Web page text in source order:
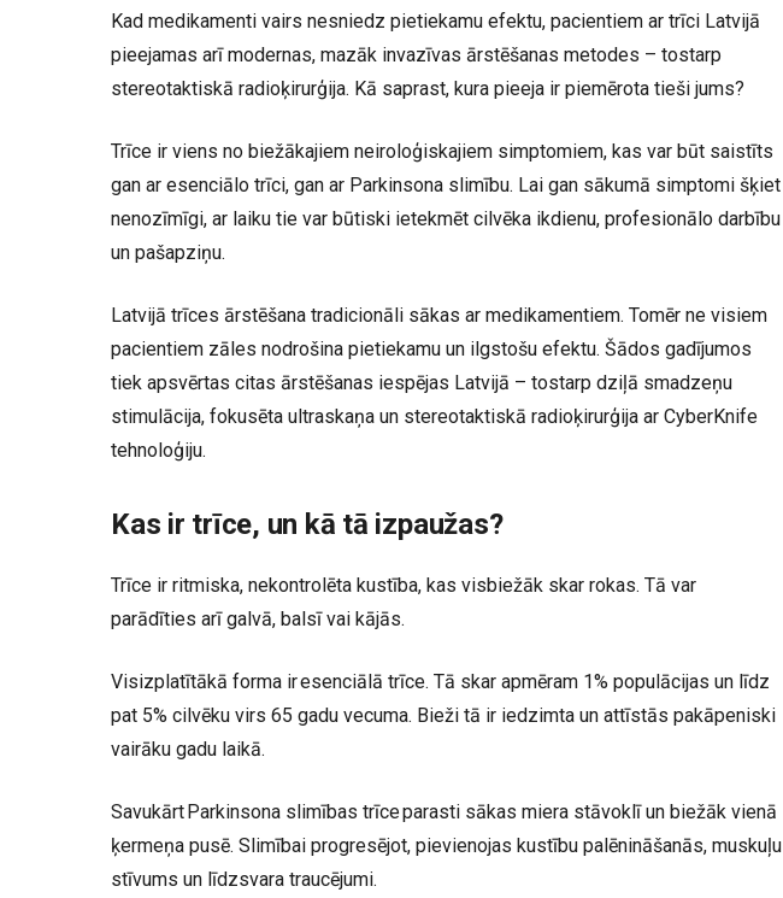
Kad medikamenti vairs nesniedz pietiekamu efektu, pacientiem ar trīci Latvijā
pieejamas arī modernas, mazāk invazīvas ārstēšanas metodes – tostarp
stereotaktiskā radioķirurģija. Kā saprast, kura pieeja ir piemērota tieši jums?
Trīce ir viens no biežākajiem neiroloģiskajiem simptomiem, kas var būt saistīts
gan ar esenciālo trīci, gan ar Parkinsona slimību. Lai gan sākumā simptomi šķiet
nenozīmīgi, ar laiku tie var būtiski ietekmēt cilvēka ikdienu, profesionālo darbību
un pašapziņu.
Latvijā trīces ārstēšana tradicionāli sākas ar medikamentiem. Tomēr ne visiem
pacientiem zāles nodrošina pietiekamu un ilgstošu efektu. Šādos gadījumos
tiek apsvērtas citas ārstēšanas iespējas Latvijā – tostarp dziļā smadzeņu
stimulācija, fokusēta ultraskaņa un stereotaktiskā radioķirurģija ar CyberKnife
tehnoloģiju.
Kas ir trīce, un kā tā izpaužas?
Trīce ir ritmiska, nekontrolēta kustība, kas visbiežāk skar rokas. Tā var
parādīties arī galvā, balsī vai kājās.
Visizplatītākā forma ir esenciālā trīce. Tā skar apmēram 1% populācijas un līdz
pat 5% cilvēku virs 65 gadu vecuma. Bieži tā ir iedzimta un attīstās pakāpeniski
vairāku gadu laikā.
Savukārt Parkinsona slimības trīce parasti sākas miera stāvoklī un biežāk vienā
ķermeņa pusē. Slimībai progresējot, pievienojas kustību palēnināšanās, muskuļu
stīvums un līdzsvara traucējumi.